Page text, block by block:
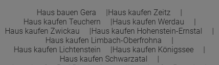
Town &Country Haus Lizenzgeber GmbH
Haus bauen Gera
Haus kaufen Zeitz
Haus kaufen Teuchern
Haus kaufen Werdau
Haus kaufen Zwickau
Haus kaufen Hohenstein-Ernstal
Haus kaufen Limbach-Oberfrohna
Haus kaufen Lichtenstein
Haus kaufen Königssee
Haus kaufen Schwarzatal